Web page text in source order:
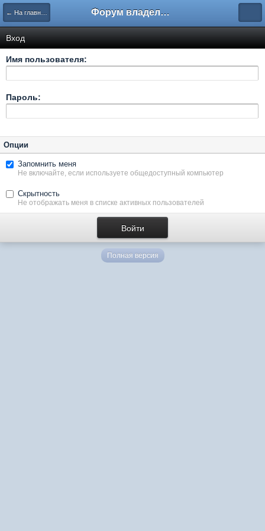
← На главную Форум владельцев интернет-магазинов
Вход
Имя пользователя:
Пароль:
Опции
Запомнить меня
Не включайте, если используете общедоступный компьютер
Скрытность
Не отображать меня в списке активных пользователей
Полная версия